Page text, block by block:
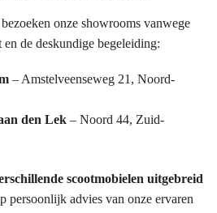
bezoeken onze showrooms vanwege
de deskundige begeleiding:
– Amstelveenseweg 21, Noord-
den Lek – Noord 44, Zuid-
scootmobielen uitgebreid
persoonlijk advies van onze ervaren